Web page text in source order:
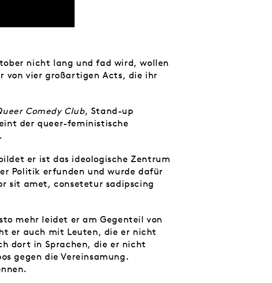
nicht lang und fad wird, wollen
von vier großartigen Acts, die ihr
Comedy Club, Stand-up
der queer-feministische
er ist das ideologische Zentrum
Politik erfunden und wurde dafür
sit amet, consetetur sadipscing
mehr leidet er am Gegenteil von
er auch mit Leuten, die er nicht
dort in Sprachen, die er nicht
gegen die Vereinsamung.